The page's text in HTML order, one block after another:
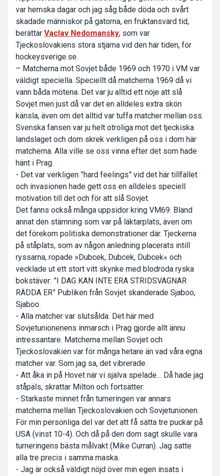
var hemska dagar och jag såg både döda och svårt
skadade människor på gatorna, en fruktansvärd tid,
berättar Vaclav Nedomansky, som var
Tjeckoslovakiens stora stjärna vid den här tiden, för
hockeysverige.se.
– Matcherna mot Sovjet både 1969 och 1970 i VM var
väldigt speciella. Speciellt då matcherna 1969 då vi
vann båda mötena. Det var ju alltid ett nöje att slå
Sovjet men just då var det en alldeles extra skön
känsla, även om det alltid var tuffa matcher mellan oss.
Svenska fansen var ju helt otroliga mot det tjeckiska
landslaget och dom skrek verkligen på oss i dom här
matcherna. Alla ville se oss vinna efter det som hade
hänt i Prag.
- Det var verkligen ”hard feelings” vid det här tillfället
och invasionen hade gett oss en alldeles speciell
motivation till det och för att slå Sovjet.
Det fanns också många uppsidor kring VM69. Bland
annat den stämning som var på läktarplats, även om
det förekom politiska demonstrationer där. Tjeckerna
på ståplats, som av någon anledning placerats intill
ryssarna, ropade »Dubcek, Dubcek, Dubcek« och
vecklade ut ett stort vitt skynke med blodröda ryska
bokstäver: ”I DAG KAN INTE ERA STRIDSVAGNAR
RÄDDA ER” Publiken från Sovjet skanderade Sjaboo,
Sjaboo.
- Alla matcher var slutsålda. Det här med
Sovjetunionenens inmarsch i Prag gjorde allt ännu
intressantare. Matcherna mellan Sovjet och
Tjeckoslovakien var för många hetare än vad våra egna
matcher var. Som jag sa, det vibrerade.
- Att åka in på Hovet när vi själva spelade… Då hade jag
ståpäls, skrattar Milton och fortsätter:
- Starkaste minnet från turneringen var annars
matcherna mellan Tjeckoslovakien och Sovjetunionen.
För min personliga del var det att få sätta tre puckar på
USA (vinst 10-4). Och då på den dom sagt skulle vara
turneringens bästa målvakt (Mike Curran). Jag satte
alla tre precis i samma maska.
- Jag är också väldigt nöjd över min egen insats i